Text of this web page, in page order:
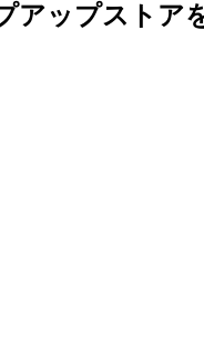
アップストア